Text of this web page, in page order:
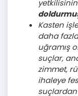
Kasten
daha
uğramış
suçlar,
zimmet,
ihaleye